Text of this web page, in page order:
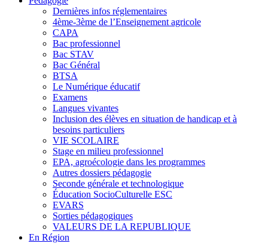
Dernières infos réglementaires
4ème-3ème de l’Enseignement agricole
CAPA
Bac professionnel
Bac STAV
Bac Général
BTSA
Le Numérique éducatif
Examens
Langues vivantes
Inclusion des élèves en situation de handicap et à
besoins particuliers
VIE SCOLAIRE
Stage en milieu professionnel
EPA, agroécologie dans les programmes
Autres dossiers pédagogie
Seconde générale et technologique
Éducation SocioCulturelle ESC
EVARS
Sorties pédagogiques
VALEURS DE LA REPUBLIQUE
En Région